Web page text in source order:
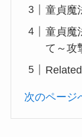
童貞魔
童貞魔
て～攻
次のページ